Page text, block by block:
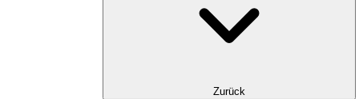
Zurück